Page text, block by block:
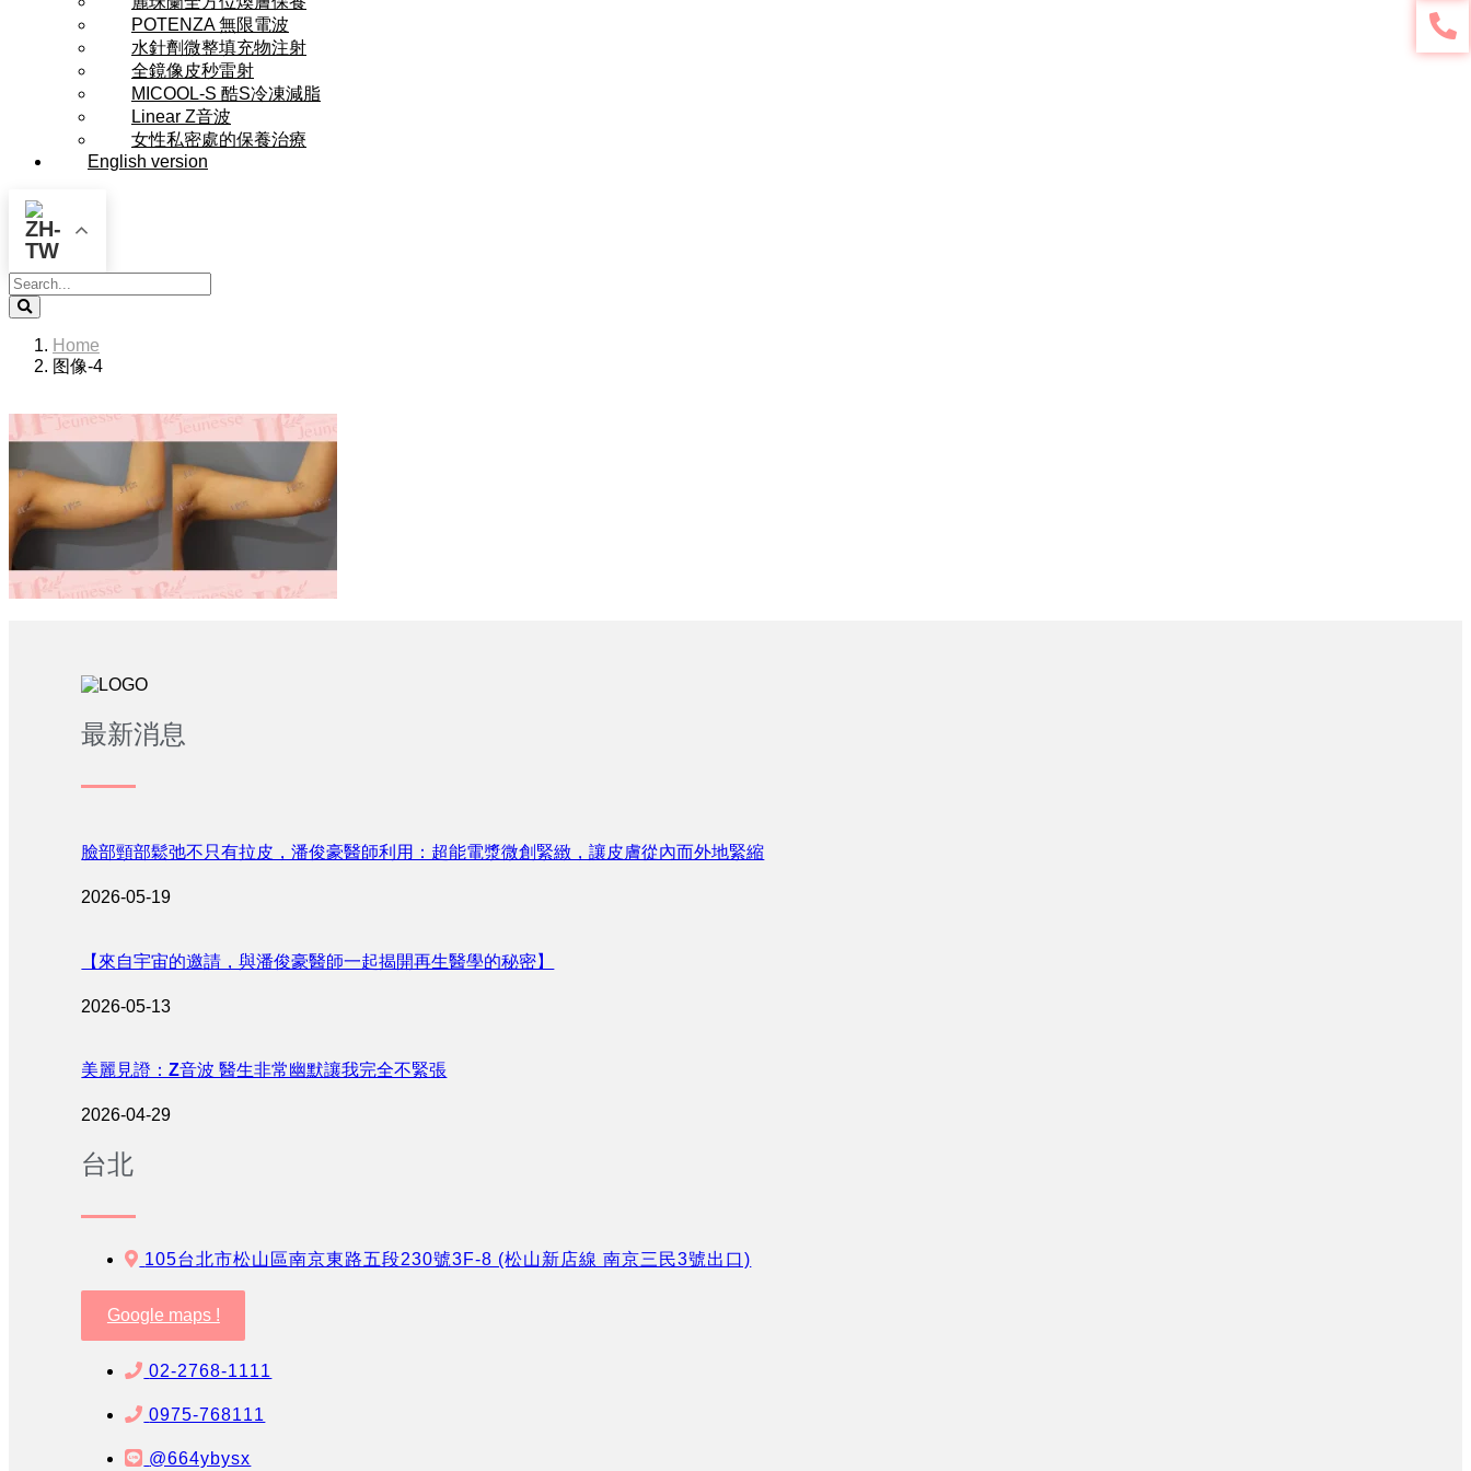
POTENZA 無限電波
水針劑微整填充物注射
全鏡像皮秒雷射
MICOOL-S 酷S冷凍減脂
Linear Z音波
女性私密處的保養治療
English version
Search
Home
图像-4
最新消息
臉部頸部鬆弛不只有拉皮，潘俊豪醫師利用：超能電漿微創緊緻，讓皮膚從內而外地緊縮
2026-05-19
【來自宇宙的邀請，與潘俊豪醫師一起揭開再生醫學的秘密】
2026-05-13
美麗見證：Z音波 醫生非常幽默讓我完全不緊張
2026-04-29
台北
105台北市松山區南京東路五段230號3F-8 (松山新店線 南京三民3號出口)
Google maps !
02-2768-1111
0975-768111
@664ybysx